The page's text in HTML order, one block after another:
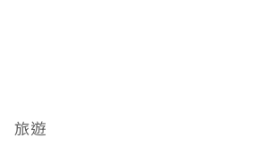
旅遊